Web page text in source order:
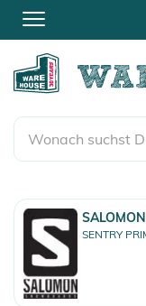
SALOMON